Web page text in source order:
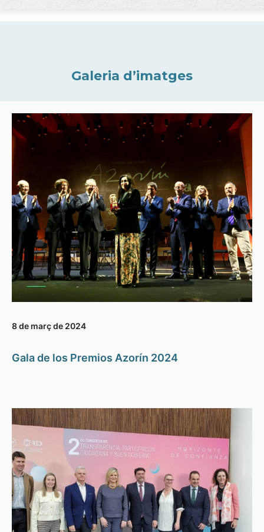
Galeria d’imatges
8 de març de 2024
Gala de los Premios Azorín 2024